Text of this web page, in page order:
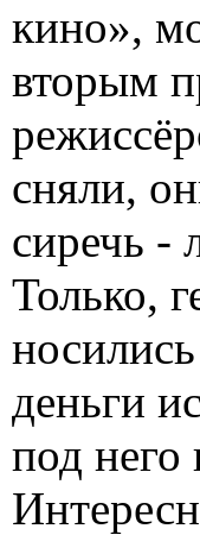
кино»,
вторым
сняли,
сиречь -
Только,
деньги
под него